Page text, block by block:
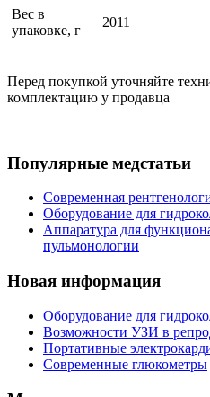
Вес в
упаковке, г
2011
Перед покупкой уточняйте
комплектацию у продавца
Популярные медстатьи
Современная
Оборудование для
Аппаратура для
пульмонологии
Новая информация
Оборудование для
Возможности УЗИ в
Портативные
Современные глюкометры